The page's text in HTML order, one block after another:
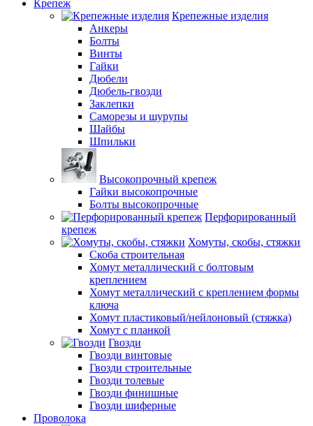
Крепеж
Крепежные изделия
Анкеры
Болты
Винты
Гайки
Дюбели
Дюбель-гвозди
Заклепки
Саморезы и шурупы
Шайбы
Шпильки
Высокопрочный крепеж
Гайки высокопрочные
Болты высокопрочные
Перфорированный
крепеж
Хомуты, скобы, стяжки
Скоба строительная
Хомут металлический с болтовым
креплением
Хомут металлический с креплением формы
ключа
Хомут пластиковый/нейлоновый (стяжка)
Хомут с планкой
Гвозди
Гвозди винтовые
Гвозди строительные
Гвозди толевые
Гвозди финишные
Гвозди шиферные
Проволока